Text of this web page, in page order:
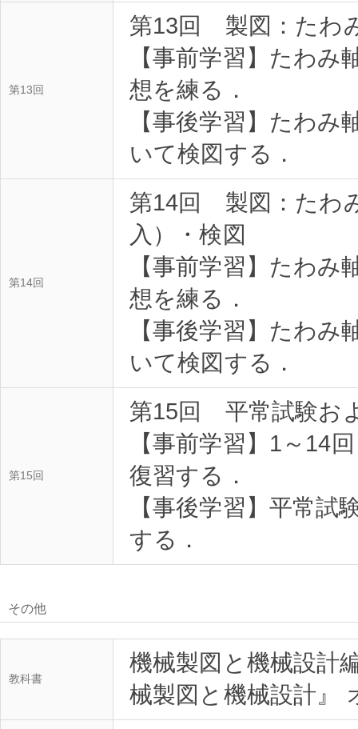
第13回
第13回 製図：たわ
【事前学習】たわみ
想を練る．
【事後学習】たわ
いて検図する．
第14回
第14回 製図：たわ
入）・検図
【事前学習】たわみ
想を練る．
【事後学習】たわ
いて検図する．
第15回
第15回 平常試験お
【事前学習】1～14
復習する．
【事後学習】平常
する．
その他
教科書
機械製図と機械設計
械製図と機械設計』